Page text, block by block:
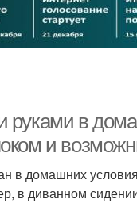
в
и
в домашних
в диванном